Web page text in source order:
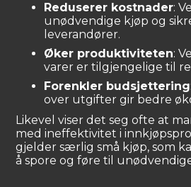
Reduserer kostnader:
unødvendige kjøp og
leverandører.
Øker produktiviteten:
varer er tilgjengelige til
Forenkler budsjettering
over utgifter gir bedre
Likevel viser det seg ofte at
med ineffektivitet i
gjelder særlig små kjøp, som
å spore og føre til